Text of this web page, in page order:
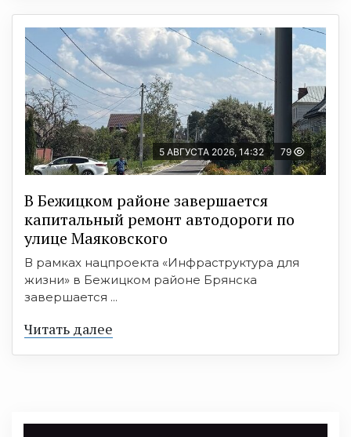
5 АВГУСТА 2026, 14:32 79
В Бежицком районе завершается
капитальный ремонт автодороги по
улице Маяковского
В рамках нацпроекта «Инфраструктура для
жизни» в Бежицком районе Брянска
завершается ...
Читать далее